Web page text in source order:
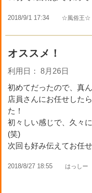
2018/9/1 17:34 ☆風俗王☆
オススメ！
利用日： 8月26日
初めてだったので、真
店員さんにお任せした
た！
初々しい感じで、久々
(笑)
次回も好み伝えてお任
2018/8/27 18:55 はっしー